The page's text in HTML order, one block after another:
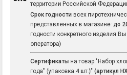
территории Российской
Срок годности всех
представленных в магазине: до
годности конкретного изделия
оператора)
Сертификаты на товар "Набор
года" (упаковка 4 шт.)" (артикул